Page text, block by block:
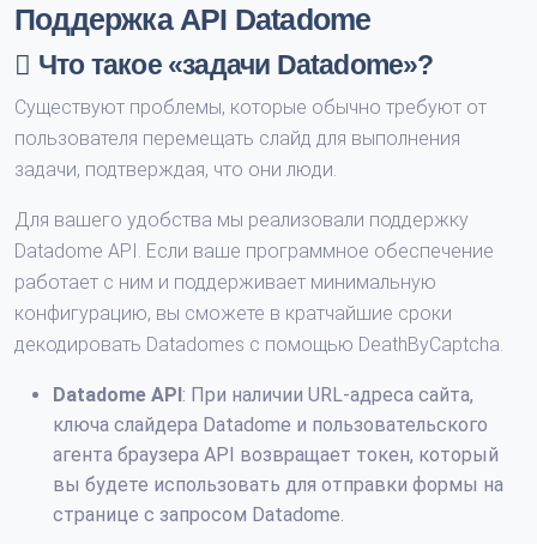
Поддержка API Datadome
Что такое «задачи Datadome»?
Существуют проблемы, которые обычно требуют от
пользователя перемещать слайд для выполнения
задачи, подтверждая, что они люди.
Для вашего удобства мы реализовали поддержку
Datadome API. Если ваше программное обеспечение
работает с ним и поддерживает минимальную
конфигурацию, вы сможете в кратчайшие сроки
декодировать Datadomes с помощью DeathByCaptcha.
Datadome API: При наличии URL-адреса сайта,
ключа слайдера Datadome и пользовательского
агента браузера API возвращает токен, который
вы будете использовать для отправки формы на
странице с запросом Datadome.